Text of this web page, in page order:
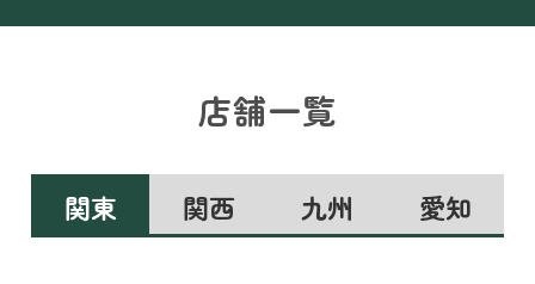
店舗一覧
関東 関西 九州 愛知